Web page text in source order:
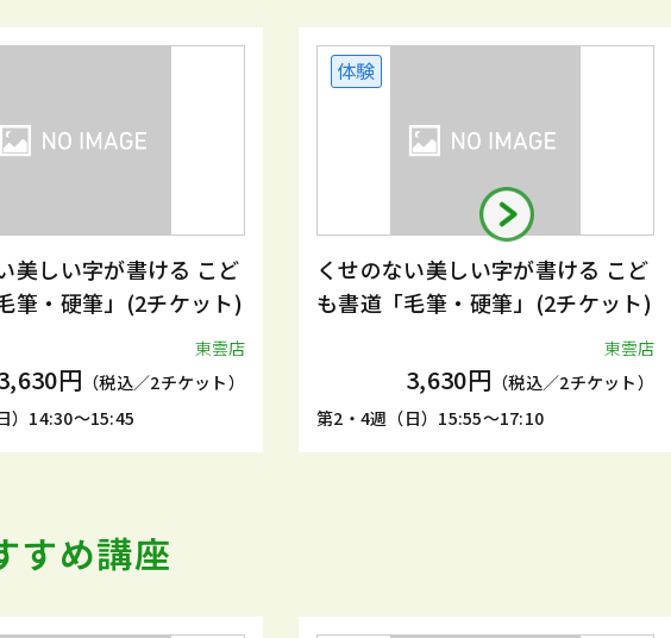
美しい字が書ける こど
筆・硬筆」(2チケット)
東雲店
円 （税込／2チケット）
）14:30～15:45
体験
くせのない美しい字が書ける こど
も書道「毛筆・硬筆」(2チケット)
東雲店
3,630円 （税込／2チケット）
第2・4週（日）15:55～17:10
すめ講座